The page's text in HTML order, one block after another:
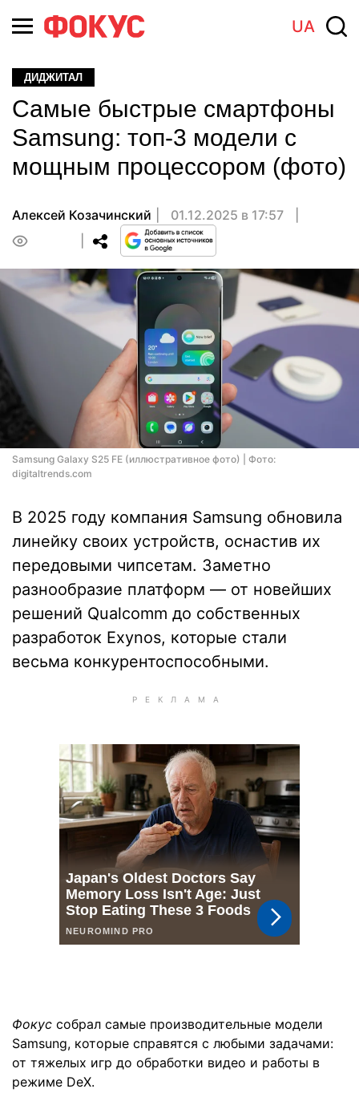
UA
ДИДЖИТАЛ
Самые быстрые смартфоны
Samsung: топ-3 модели с
мощным процессором (фото)
Алексей Козачинский
01.12.2025 в 17:57
Samsung Galaxy S25 FE (иллюстративное фото) | Фото:
digitaltrends.com
В 2025 году компания Samsung обновила
линейку своих устройств, оснастив их
передовыми чипсетам. Заметно
разнообразие платформ — от новейших
решений Qualcomm до собственных
разработок Exynos, которые стали
весьма конкурентоспособными.
Фокус собрал самые производительные модели
Samsung, которые справятся с любыми задачами:
от тяжелых игр до обработки видео и работы в
режиме DeX.